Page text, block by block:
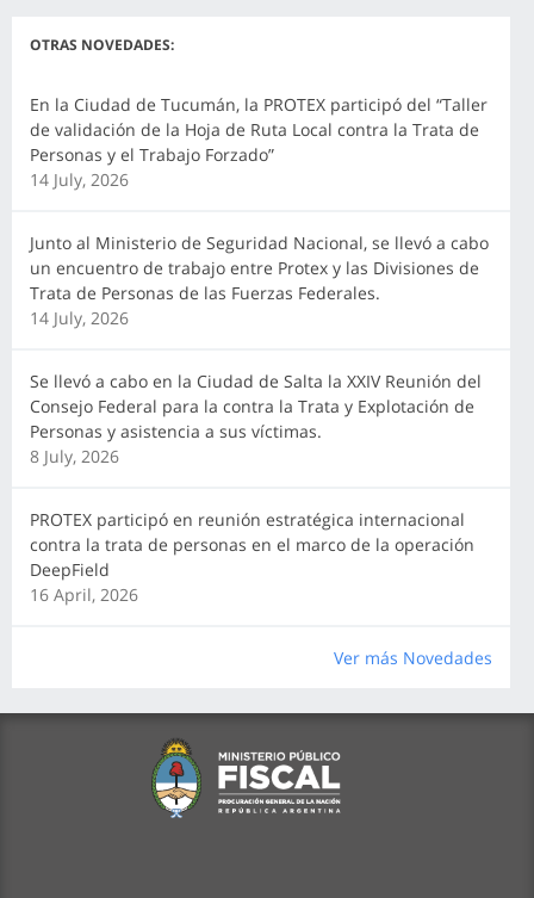
OTRAS NOVEDADES:
En la Ciudad de Tucumán, la PROTEX participó del “Taller
de validación de la Hoja de Ruta Local contra la Trata de
Personas y el Trabajo Forzado”
14 July, 2026
Junto al Ministerio de Seguridad Nacional, se llevó a cabo
un encuentro de trabajo entre Protex y las Divisiones de
Trata de Personas de las Fuerzas Federales.
14 July, 2026
Se llevó a cabo en la Ciudad de Salta la XXIV Reunión del
Consejo Federal para la contra la Trata y Explotación de
Personas y asistencia a sus víctimas.
8 July, 2026
PROTEX participó en reunión estratégica internacional
contra la trata de personas en el marco de la operación
DeepField
16 April, 2026
Ver más Novedades